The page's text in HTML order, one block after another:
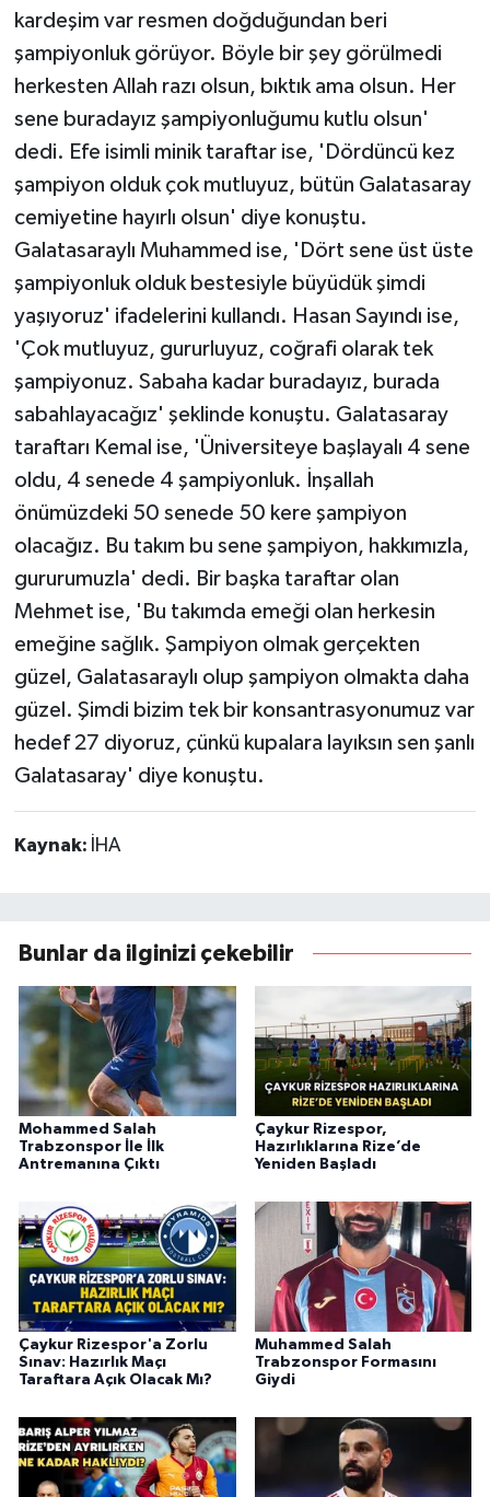
kardeşim var resmen doğduğundan beri
şampiyonluk görüyor. Böyle bir şey görülmedi
herkesten Allah razı olsun, bıktık ama olsun. Her
sene buradayız şampiyonluğumu kutlu olsun'
dedi. Efe isimli minik taraftar ise, 'Dördüncü kez
şampiyon olduk çok mutluyuz, bütün Galatasaray
cemiyetine hayırlı olsun' diye konuştu.
Galatasaraylı Muhammed ise, 'Dört sene üst üste
şampiyonluk olduk bestesiyle büyüdük şimdi
yaşıyoruz' ifadelerini kullandı. Hasan Sayındı ise,
'Çok mutluyuz, gururluyuz, coğrafi olarak tek
şampiyonuz. Sabaha kadar buradayız, burada
sabahlayacağız' şeklinde konuştu. Galatasaray
taraftarı Kemal ise, 'Üniversiteye başlayalı 4 sene
oldu, 4 senede 4 şampiyonluk. İnşallah
önümüzdeki 50 senede 50 kere şampiyon
olacağız. Bu takım bu sene şampiyon, hakkımızla,
gururumuzla' dedi. Bir başka taraftar olan
Mehmet ise, 'Bu takımda emeği olan herkesin
emeğine sağlık. Şampiyon olmak gerçekten
güzel, Galatasaraylı olup şampiyon olmakta daha
güzel. Şimdi bizim tek bir konsantrasyonumuz var
hedef 27 diyoruz, çünkü kupalara layıksın sen şanlı
Galatasaray' diye konuştu.
Kaynak: İHA
Bunlar da ilginizi çekebilir
Mohammed Salah
Trabzonspor İle İlk
Antremanına Çıktı
Çaykur Rizespor,
Hazırlıklarına Rize’de
Yeniden Başladı
Çaykur Rizespor'a Zorlu
Sınav: Hazırlık Maçı
Taraftara Açık Olacak Mı?
Muhammed Salah
Trabzonspor Formasını
Giydi